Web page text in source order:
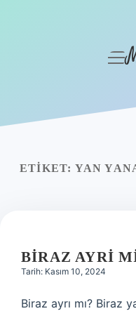
Yasal Uyarı
ETIKET: YAN
BIRAZ AYRI
Tarih: Kasım 10, 2024
Biraz ayrı mı? Biraz